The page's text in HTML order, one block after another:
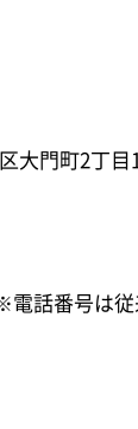
大門町2丁
話番号は従